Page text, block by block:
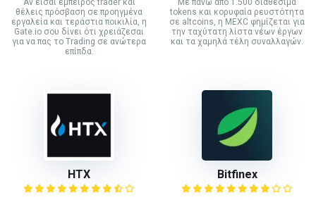
Αν είσαι έμπειρος trader και
θέλεις πρόσβαση σε προηγμένα
εργαλεία και τεράστια ποικιλία, η
Gate.io σου δίνει ότι χρειάζεσαι
για να πας το Trading σε ανώτερα
επίπδα.
Με πάνω από 1.500 διαθέσιμα
tokens και κορυφαία ρευστότητα
σε altcoins, η MEXC φημίζεται για
την ταχύτατη λίστα νέων έργων
και τα χαμηλά τέλη συναλλαγών.
HTX Bitfinex